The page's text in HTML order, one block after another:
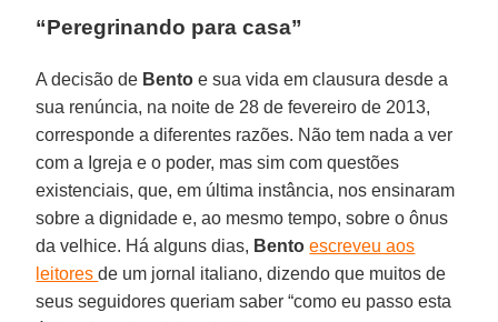
“Peregrinando para casa”
A decisão de Bento e sua vida em clausura desde a
sua renúncia, na noite de 28 de fevereiro de 2013,
corresponde a diferentes razões. Não tem nada a ver
com a Igreja e o poder, mas sim com questões
existenciais, que, em última instância, nos ensinaram
sobre a dignidade e, ao mesmo tempo, sobre o ônus
da velhice. Há alguns dias, Bento escreveu aos
leitoresde um jornal italiano, dizendo que muitos de
seus seguidores queriam saber “como eu passo esta